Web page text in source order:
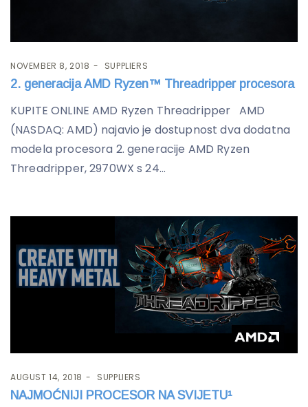
NOVEMBER 8, 2018 SUPPLIERS
2. generacija AMD Ryzen™ Threadripper procesora
KUPITE ONLINE AMD Ryzen Threadripper AMD
(NASDAQ: AMD) najavio je dostupnost dva dodatna
modela procesora 2. generacije AMD Ryzen
Threadripper, 2970WX s 24...
AUGUST 14, 2018 SUPPLIERS
NAJMOĆNIJI PROCESOR NA SVIJETU¹